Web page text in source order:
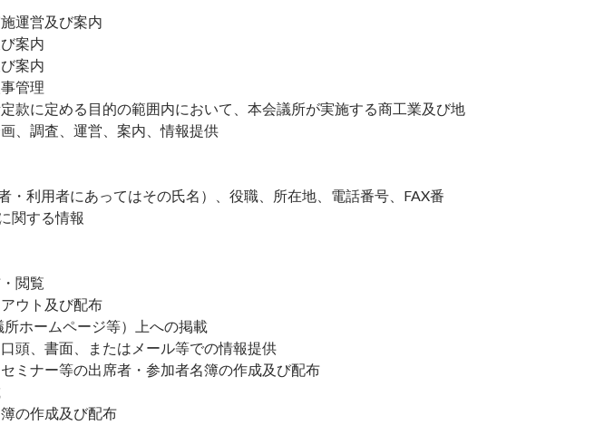
運営及び案内
案内
案内
管理
款に定める目的の範囲内において、本会議所が実施する商工業及び地
、調査、運営、案内、情報提供
・利用者にあってはその氏名）、役職、所在地、電話番号、FAX番
関する情報
閲覧
ウト及び配布
ホームページ等）上への掲載
頭、書面、またはメール等での情報提供
ミナー等の出席者・参加者名簿の作成及び配布
の作成及び配布